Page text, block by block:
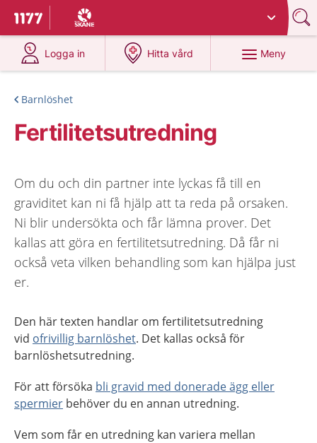
Till startsidan för 1177
Du har valt region
Logga in
på 1177.se
Hitta vård
på 1177.se
Meny
Barnlöshet
Fertilitetsutredning
Om du och din partner inte lyckas få till en
graviditet kan ni få hjälp att ta reda på orsaken.
Ni blir undersökta och får lämna prover. Det
kallas att göra en fertilitetsutredning. Då får ni
också veta vilken behandling som kan hjälpa just
er.
Den här texten handlar om fertilitetsutredning
vid ofrivillig barnlöshet. Det kallas också för
barnlöshetsutredning.
För att försöka bli gravid med donerade ägg eller
spermier behöver du en annan utredning.
Vem som får en utredning kan variera mellan